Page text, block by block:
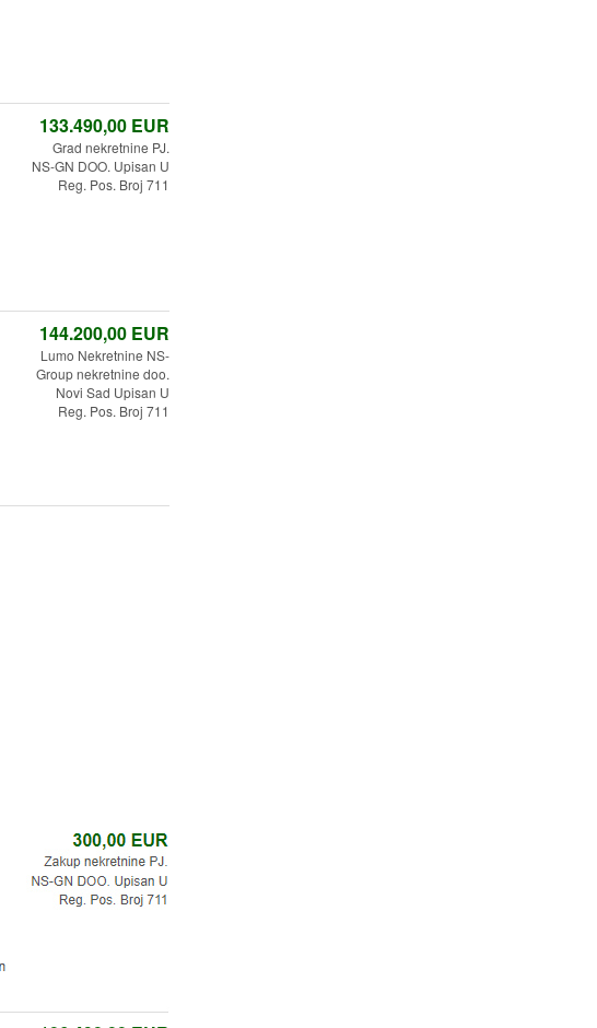
133.490,00EUR
Grad nekretnine PJ.
NS-GN DOO. Upisan U
Reg. Pos. Broj 711
144.200,00EUR
Lumo Nekretnine NS-
Group nekretnine doo.
Novi Sad Upisan U
Reg. Pos. Broj 711